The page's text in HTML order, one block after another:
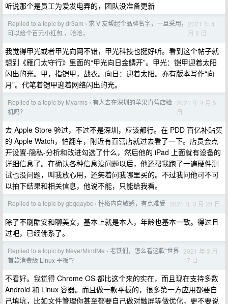
听说那个是员工为爱发电弄的，团队没准备更新
Replied to a topic by dr3am › 求 V 友帮起个品牌名字，一旦采用，
可以给个百元小红包 ，哈哈，
2021 年 4
月 6 日
我觉得甲光或者甲光向网不错，甲光科技也挺好听。看到这个帖子就
想到《雁门太守行》里面的“甲光向日金鳞开”。甲光：铠甲迎着太阳
闪出的光。甲，指铠甲，战衣。向日：迎着太阳。亦有版本写作“向
月”。代笔着铠甲迎着网络闪出的光。
Replied to a topic by Myarms › 有人去在深圳的苹果直营店验
机吗？
2021 年 4 月 5
日
去 Apple Store 验过，不过不是深圳，应该都行。在 PDD 百亿补贴买
的 Apple Watch，怕翻车，附近有直营店就过去看了一下。店员会点
开设置-隐私-分析和改进勾选了什么，然后他的 iPad 上面就有设备的
详细信息了。在确认各种信息没问题以后，他还帮我跑了一遍硬件测
试也没问题，叫我放心用，还笑着问我哪里买的。不过我问他可不可
以拍下结果和相关信息，他说不能，只能给我看。
Replied to a topic by gbqqaybc › 性格内向敏感，有点难受 2021 年 3 月 28 日
除了不刷酷安和聊美女，基本上就是本人，年龄也基本一致。得过且
过吧，已经佛系了。
Replied to a topic by NeverMindMe › 老铁们，怎么看这款“世界
首款消费级 Linux 平板”？
2021 年 3 月
17 日
不看好。我觉得 Chrome OS 都比这个来的实在，而且现在支持多数
Android 和 Linux 容器。而且做一款平板的，很多第一方应用都要自
己填坑，比如文件管理你甚至都要自己做对触屏等做优化，更不要说